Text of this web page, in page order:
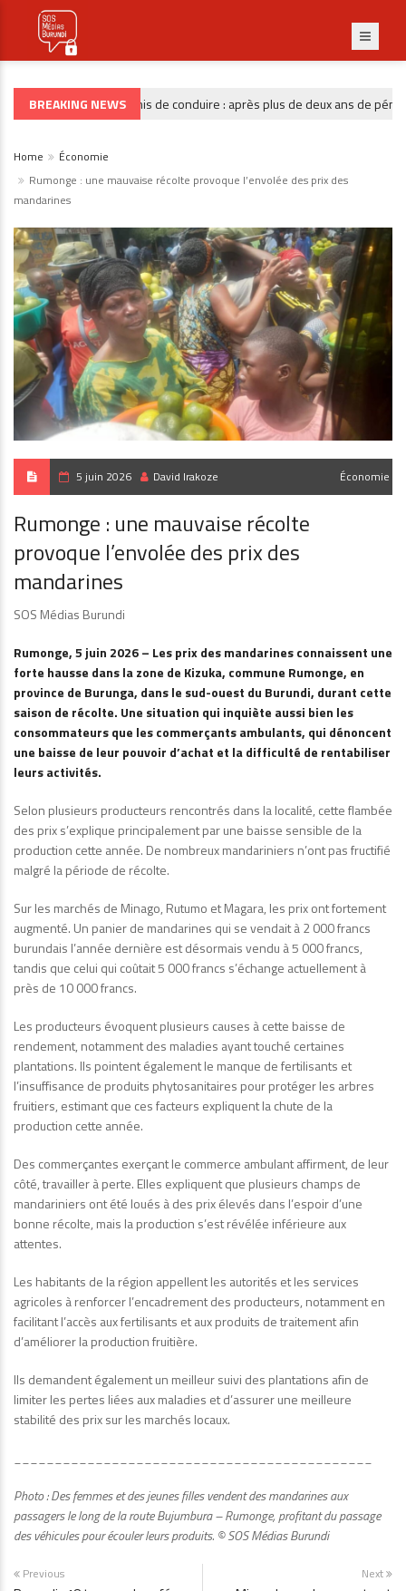
BREAKING NEWS
GOUVERNANCE Permis de conduire : après plus de deux ans de
Home
Économie
Rumonge : une mauvaise récolte provoque l’envolée des prix des
mandarines
5 juin 2026 David Irakoze Économie
Rumonge : une mauvaise récolte
provoque l’envolée des prix des
mandarines
SOS Médias Burundi
Rumonge, 5 juin 2026 – Les prix des mandarines connaissent une
forte hausse dans la zone de Kizuka, commune Rumonge, en
province de Burunga, dans le sud-ouest du Burundi, durant cette
saison de récolte. Une situation qui inquiète aussi bien les
consommateurs que les commerçants ambulants, qui dénoncent
une baisse de leur pouvoir d’achat et la difficulté de rentabiliser
leurs activités.
Selon plusieurs producteurs rencontrés dans la localité, cette flambée
des prix s’explique principalement par une baisse sensible de la
production cette année. De nombreux mandariniers n’ont pas fructifié
malgré la période de récolte.
Sur les marchés de Minago, Rutumo et Magara, les prix ont fortement
augmenté. Un panier de mandarines qui se vendait à 2 000 francs
burundais l’année dernière est désormais vendu à 5 000 francs,
tandis que celui qui coûtait 5 000 francs s’échange actuellement à
près de 10 000 francs.
Les producteurs évoquent plusieurs causes à cette baisse de
rendement, notamment des maladies ayant touché certaines
plantations. Ils pointent également le manque de fertilisants et
l’insuffisance de produits phytosanitaires pour protéger les arbres
fruitiers, estimant que ces facteurs expliquent la chute de la
production cette année.
Des commerçantes exerçant le commerce ambulant affirment, de leur
côté, travailler à perte. Elles expliquent que plusieurs champs de
mandariniers ont été loués à des prix élevés dans l’espoir d’une
bonne récolte, mais la production s’est révélée inférieure aux
attentes.
Les habitants de la région appellent les autorités et les services
agricoles à renforcer l’encadrement des producteurs, notamment en
facilitant l’accès aux fertilisants et aux produits de traitement afin
d’améliorer la production fruitière.
Ils demandent également un meilleur suivi des plantations afin de
limiter les pertes liées aux maladies et d’assurer une meilleure
stabilité des prix sur les marchés locaux.
Photo : Des femmes et des jeunes filles vendent des mandarines aux
passagers le long de la route Bujumbura – Rumonge, profitant du passage
des véhicules pour écouler leurs produits. © SOS Médias Burundi
Previous Next